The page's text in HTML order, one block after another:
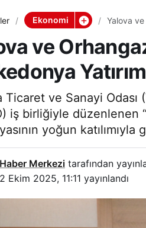
Ekonomi Yalova ve
ve
Ticaret ve Sanayi Odası
iş birliğiyle düzenlenen
yoğun
Haber Merkezi tarafından
2 Ekim 2025, 11:11 yayınlandı